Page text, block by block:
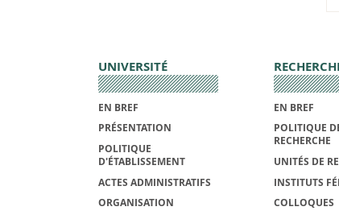
UNIVERSITÉ
EN BREF
PRÉSENTATION
POLITIQUE
D'ÉTABLISSEMENT
ACTES ADMINISTRATIFS
ORGANISATION
EN BREF
POLITIQUE
RECHERCHE
UNITÉS DE
INSTITUTS
COLLOQUES